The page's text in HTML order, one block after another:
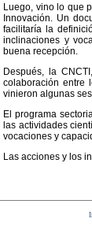
Luego, vino lo que
Innovación. Un
facilitaría la
inclinaciones y
buena recepción.
Después, la
colaboración entre
vinieron algunas
El programa
las actividades
vocaciones y
Las acciones y los